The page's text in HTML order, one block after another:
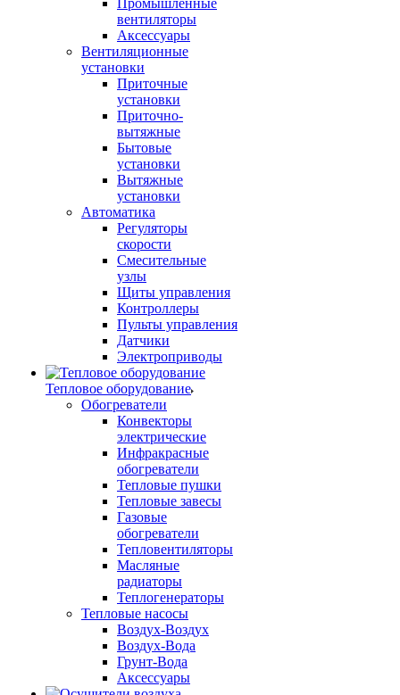
Промышленные
вентиляторы
Аксессуары
Вентиляционные
установки
Приточные
установки
Приточно-
вытяжные
Бытовые
установки
Вытяжные
установки
Автоматика
Регуляторы
скорости
Смесительные
узлы
Щиты управления
Контроллеры
Пульты управления
Датчики
Электроприводы
Тепловое оборудование
Обогреватели
Конвекторы
электрические
Инфракрасные
обогреватели
Тепловые пушки
Тепловые завесы
Газовые
обогреватели
Тепловентиляторы
Масляные
радиаторы
Теплогенераторы
Тепловые насосы
Воздух-Воздух
Воздух-Вода
Грунт-Вода
Аксессуары